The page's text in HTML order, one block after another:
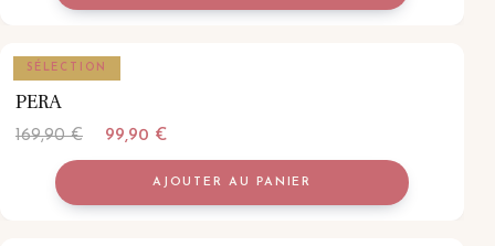
était :
est :
ASSIETTES
PERA
SÉLECTION
169,90€
Le
prix
était :
99,90 €Le
prix
actuel
est :
AJOUTER AU PANIER